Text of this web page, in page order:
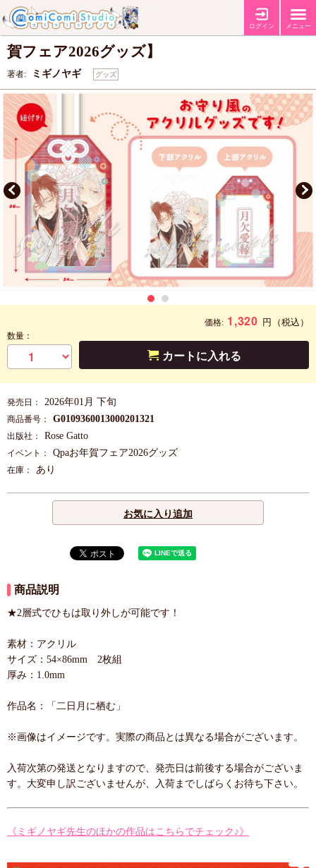
ログイン メニュー
ミギノヤギ先生 アクリルお守り【Qpaお年
賀フェア2026グッズ】
著者: ミギノヤギ グッズ
価格: 1,320 円 （税込）
数量：
カートに入れる
発売日： 2026年01月 下旬
商品番号： G0109360013000201321
出版社： Rose Gatto
イベント： Qpaお年賀フェア2026グッズ
在庫： あり
お気に入り追加
商品説明
★2層式でひもは取り外しが可能です！
素材：アクリル
サイズ：54×86mm 2枚組
厚み：1.0mm
作品名：「二日月に栖む」
※画像はイメージです。実際の商品とは異なる場合がございます。
入荷次第の発送となりますので、発売日は前後する場合がございま
す。大変申し訳ございませんが、入荷までしばらくお待ち下さい。
《ミギノヤギ先生のほかの作品はこちらでチェック♪》